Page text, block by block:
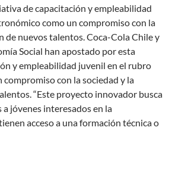
de capacitación y empleabilidad
como un compromiso con la
de nuevos talentos. Coca-Cola Chile y
Social han apostado por esta
y empleabilidad juvenil en el rubro
con la sociedad y la
“Este proyecto innovador busca
jóvenes interesados en la
acceso a una formación técnica o